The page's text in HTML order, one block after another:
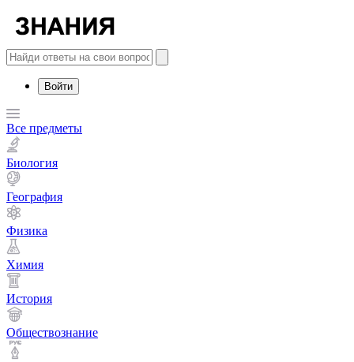
Войти
Все предметы
Биология
География
Физика
Химия
История
Обществознание